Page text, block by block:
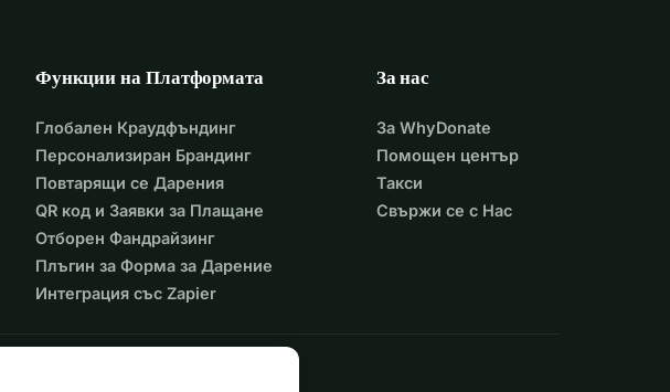
Функции на Платформата
Глобален Краудфъндинг
Персонализиран Брандинг
Повтарящи се Дарения
QR код и Заявки за Плащане
Отборен Фандрайзинг
Плъгин за Форма за Дарение
Интеграция със Zapier
За нас
За WhyDonate
Помощен център
Такси
Свържи се с Нас